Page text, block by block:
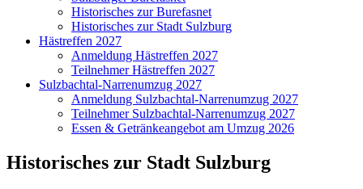
Historisches zur Burefasnet
Historisches zur Stadt Sulzburg
Hästreffen 2027
Anmeldung Hästreffen 2027
Teilnehmer Hästreffen 2027
Sulzbachtal-Narrenumzug 2027
Anmeldung Sulzbachtal-Narrenumzug 2027
Teilnehmer Sulzbachtal-Narrenumzug 2027
Essen & Getränkeangebot am Umzug 2026
Historisches zur Stadt Sulzburg